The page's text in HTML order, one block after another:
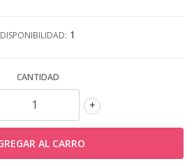
DISPONIBILIDAD: 1
CANTIDAD
+